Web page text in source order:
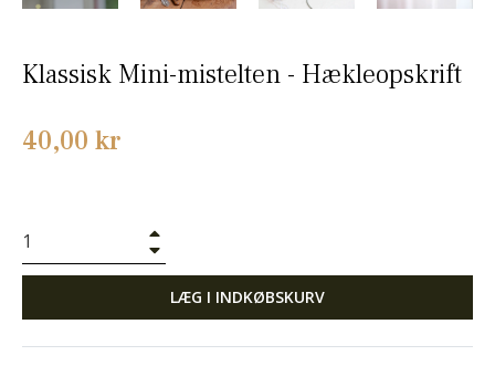
Klassisk Mini-mistelten - Hækleopskrift
Normalpris
40,00 kr
LÆG I INDKØBSKURV